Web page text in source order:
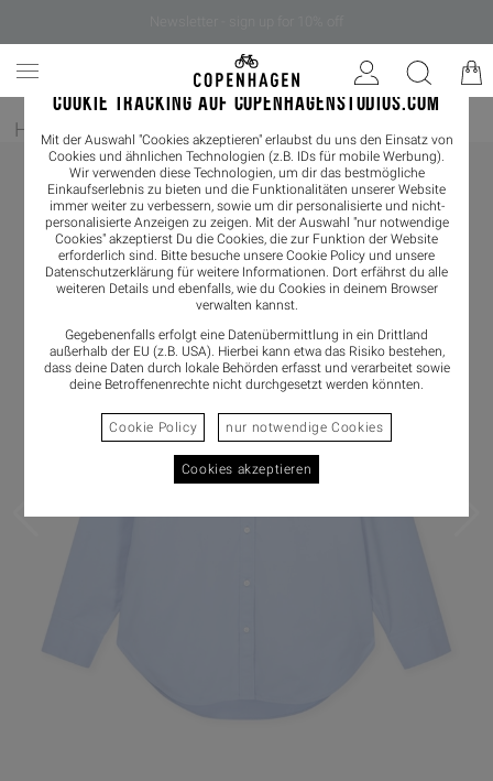
COOKIE TRACKING AUF COPENHAGENSTUDIOS.COM
Mit der Auswahl "Cookies akzeptieren" erlaubst du uns den Einsatz von
Cookies und ähnlichen Technologien (z.B. IDs für mobile Werbung).
Wir verwenden diese Technologien, um dir das bestmögliche
Einkaufserlebnis zu bieten und die Funktionalitäten unserer Website
immer weiter zu verbessern, sowie um dir personalisierte und nicht-
personalisierte Anzeigen zu zeigen. Mit der Auswahl "nur notwendige
Cookies" akzeptierst Du die Cookies, die zur Funktion der Website
erforderlich sind. Bitte besuche unsere Cookie Policy und unsere
Datenschutzerklärung für weitere Informationen. Dort erfährst du alle
weiteren Details und ebenfalls, wie du Cookies in deinem Browser
verwalten kannst.
Gegebenenfalls erfolgt eine Datenübermittlung in ein Drittland
außerhalb der EU (z.B. USA). Hierbei kann etwa das Risiko bestehen,
dass deine Daten durch lokale Behörden erfasst und verarbeitet sowie
deine Betroffenenrechte nicht durchgesetzt werden könnten.
Cookie Policy nur notwendige Cookies
Cookies akzeptieren
Home / Bekleidung Shirts & Blouses Blouses